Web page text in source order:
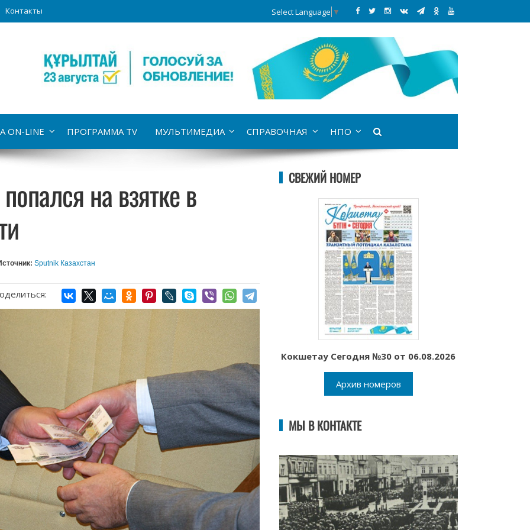
Контакты Select Language ▼
ON-LINE ПРОГРАММА TV МУЛЬТИМЕДИА СПРАВОЧНАЯ НПО
на взятке в
Sputnik Казахстан
СВЕЖИЙ НОМЕР
Кокшетау Сегодня №30 от 06.08.2026
Архив номеров
МЫ В КОНТАКТЕ